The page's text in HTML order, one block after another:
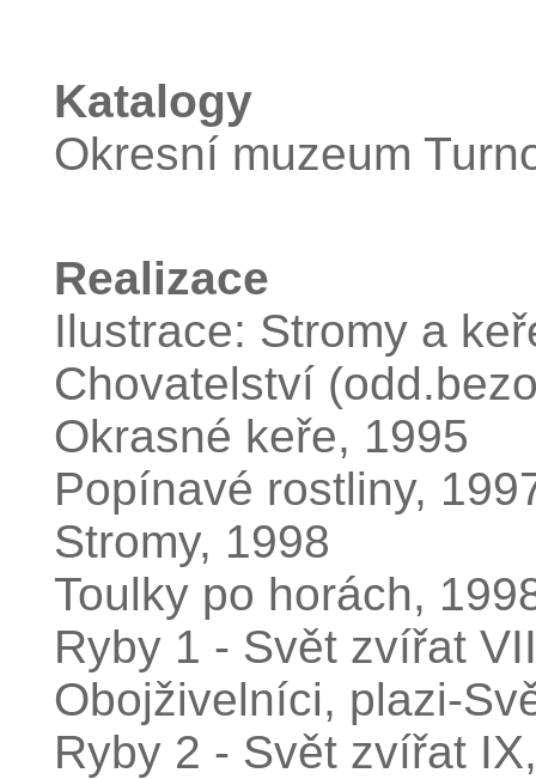
Katalogy
Okresní muzeum
Realizace
Ilustrace: Stromy a
Chovatelství
Okrasné keře, 1995
Popínavé rostliny,
Stromy, 1998
Toulky po horách,
Ryby 1 - Svět zvířat
Obojživelníci, plazi-
Ryby 2 - Svět zvířat